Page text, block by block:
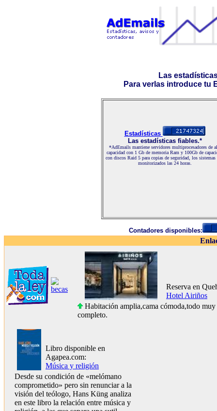
Las
Para verlas introduce tu
Estadísticas
Las estadísticas fiables.*
*AdEmails mantiene servidores multiprocesadores de
capacidad con 1 Gb de memoria Ram y 100Gb de
con discos Raid 5 para copias de seguridad, los sistemas
monitorizados las 24 horas.
Contadores disponibles:
Reserva en
Hotel Airiños
Habitación amplia,cama cómoda,todo
completo.
Libro disponible en
Agapea.com:
Música y religión
Desde su condición de «melómano
comprometido» pero sin renunciar a la
visión del teólogo, Hans Küng analiza
en este libro la relación entre música y